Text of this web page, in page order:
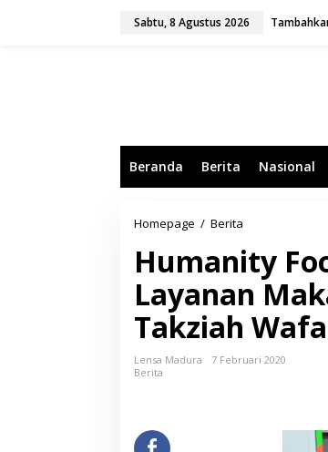
Sabtu, 8 Agustus 2026
Beranda Berita Nasional
Homepage / Berita
m
a
n
F
Humanity
Layanan
Takziah
Lensa Madura
7 Februari 2020
Berita